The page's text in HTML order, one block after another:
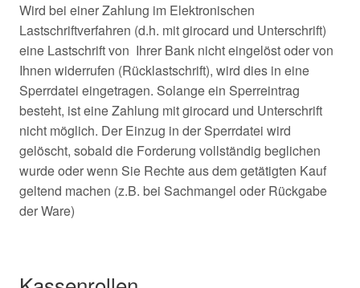
Wird bei einer Zahlung im Elektronischen
Lastschriftverfahren (d.h. mit girocard und Unterschrift)
eine Lastschrift von Ihrer Bank nicht eingelöst oder von
Ihnen widerrufen (Rücklastschrift), wird dies in eine
Sperrdatei eingetragen. Solange ein Sperreintrag
besteht, ist eine Zahlung mit girocard und Unterschrift
nicht möglich. Der Einzug in der Sperrdatei wird
gelöscht, sobald die Forderung vollständig beglichen
wurde oder wenn Sie Rechte aus dem getätigten Kauf
geltend machen (z.B. bei Sachmangel oder Rückgabe
der Ware)